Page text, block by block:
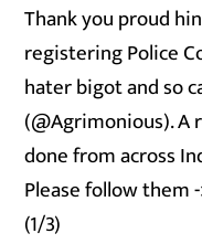
Thank you proud
registering Police
hater bigot and so
(@Agrimonious). A
done from across
Please follow them
(1/3)